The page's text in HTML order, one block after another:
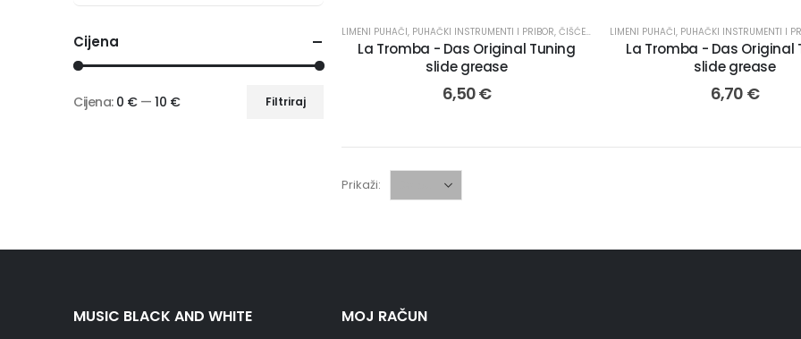
LIMENI PUHAČI, PUHAČKI INSTRUMENTI I PRIBOR, ČIŠĆENJE I ODRŽAVANJE
La Tromba - Das Original Tuning
slide grease
6,50€
LIMENI PUHAČI, PUHAČKI INSTRUMENTI I
La Tromba - Das Original
slide grease
6,70 €
Prikaži:
Cijena
Filtriraj
Cijena: 0 €—10 €
MUSIC BLACK AND WHITE MOJ RAČUN